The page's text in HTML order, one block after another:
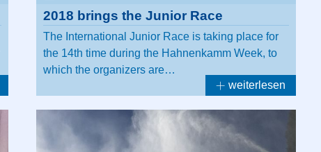
2018 brings the Junior Race
The International Junior Race is taking place for
the 14th time during the Hahnenkamm Week, to
which the organizers are…
weiterlesen